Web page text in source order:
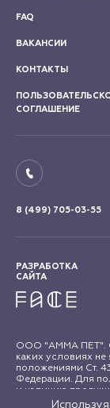
FAQ
ВАКАНСИИ
КОНТАКТЫ
СОГЛАШЕНИЕ
8 (499) 705-03-55
РАЗРАБОТКА
САЙТА
ООО "АММА ПЕТ".
каких условиях
положениями Ст.
Федерации. Для
и наличию
"АММА ПЕТ". Все